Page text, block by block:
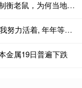
股神配资 新西兰全境没有一条蛇，没有蛇制衡老鼠，为何当地从未鼠患成灾?
速速查 华坪女高第16届学生毕业, 张桂梅: 我努力活着, 年年等你们
金属19日普遍下跌